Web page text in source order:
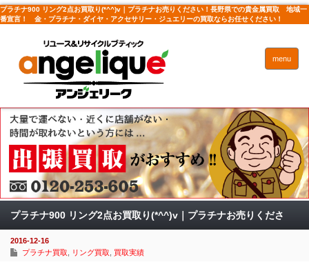
プラチナ900 リング2点お買取り(*^^)v｜プラチナお売りください！長野県での貴金属買取 地域一
番宣言！ 金・プラチナ・ダイヤ・アクセサリー・ジュエリーの買取ならお任せください！
menu
プラチナ900 リング2点お買取り(*^^)v｜プラチナお売りくださ
い！
2016-12-16
プラチナ買取
リング買取 買取実績